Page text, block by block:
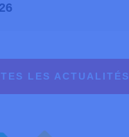
LES ACTUALITÉS